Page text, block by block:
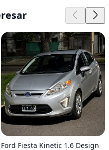
Ford Fiesta Kinetic 1.6 Design